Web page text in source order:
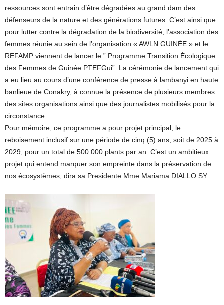
ressources sont entrain d’être dégradées au grand dam des
défenseurs de la nature et des générations futures. C’est ainsi que
pour lutter contre la dégradation de la biodiversité, l’association des
femmes réunie au sein de l’organisation « AWLN GUINÉE » et le
REFAMP viennent de lancer le ” Programme Transition Écologique
des Femmes de Guinée PTEFGui”. La cérémonie de lancement qui
a eu lieu au cours d’une conférence de presse à lambanyi en haute
banlieue de Conakry, à connue la présence de plusieurs membres
des sites organisations ainsi que des journalistes mobilisés pour la
circonstance.
Pour mémoire, ce programme a pour projet principal, le
reboisement inclusif sur une période de cinq (5) ans, soit de 2025 à
2029, pour un total de 500 000 plants par an. C’est un ambitieux
projet qui entend marquer son empreinte dans la préservation de
nos écosystèmes, dira sa Presidente Mme Mariama DIALLO SY